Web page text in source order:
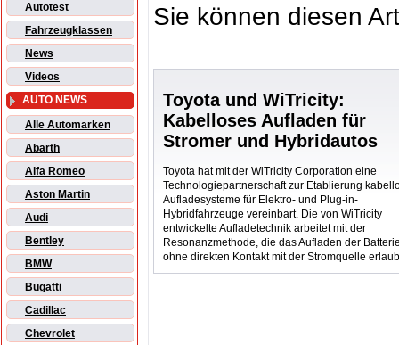
Autotest
Fahrzeugklassen
News
Videos
AUTO NEWS
Alle Automarken
Abarth
Alfa Romeo
Aston Martin
Audi
Bentley
BMW
Bugatti
Cadillac
Chevrolet
Sie können diesen
Toyota und WiTricity:
Kabelloses Aufladen für
Stromer und Hybridautos
Toyota hat mit der WiTricity Corporation eine
Technologiepartnerschaft zur Etablierung
Aufladesysteme für Elektro- und Plug-in-
Hybridfahrzeuge vereinbart. Die von WiTricity
entwickelte Aufladetechnik arbeitet mit der
Resonanzmethode, die das Aufladen der
ohne direkten Kontakt mit der Stromquelle